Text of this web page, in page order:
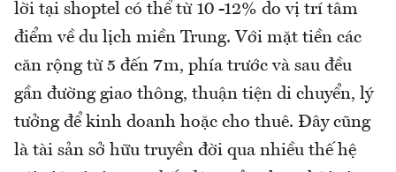
lời tại shoptel có thể từ 10 -12% do vị trí tâm
điểm về du lịch miền Trung. Với mặt tiền các
căn rộng từ 5 đến 7m, phía trước và sau đều
gần đường giao thông, thuận tiện di chuyển, lý
tưởng để kinh doanh hoặc cho thuê. Đây cũng
là tài sản sở hữu truyền đời qua nhiều thế hệ